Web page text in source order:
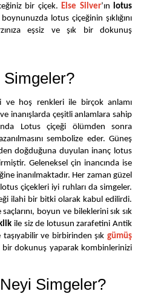
bir çiçek. Else Silver’ın lotus
lotus çiçeğinin şıklığını
eşsiz ve şık bir dokunuş
Simgeler?
ve hoş renkleri ile birçok anlamı
inanışlarda çeşitli anlamlara sahip
Lotus çiçeği ölümden sonra
sembolize eder. Güneş
doğduğuna duyulan inanç lotus
Geleneksel çin inancında ise
inanılmaktadır. Her zaman güzel
çiçekleri iyi ruhları da simgeler.
ilahi bir bitki olarak kabul edilirdi.
boyun ve bileklerini sık sık
ile siz de lotusun zarafetini Antik
taşıyabilir ve birbirinden şık gümüş
bir dokunuş yaparak kombinlerinizi
Simgeler?